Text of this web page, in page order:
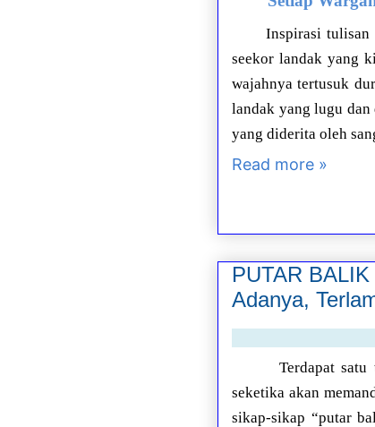
Inspirasi tulisan
seekor landak yang
wajahnya tertusuk
landak yang lugu dan
yang diderita oleh
Read more »
PUTAR
Adanya,
Terdapat
seketika akan
sikap-sikap “putar